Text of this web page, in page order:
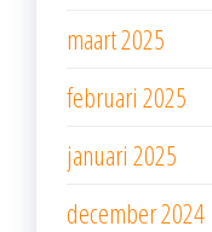
maart 2025
februari 2025
januari 2025
december 2024